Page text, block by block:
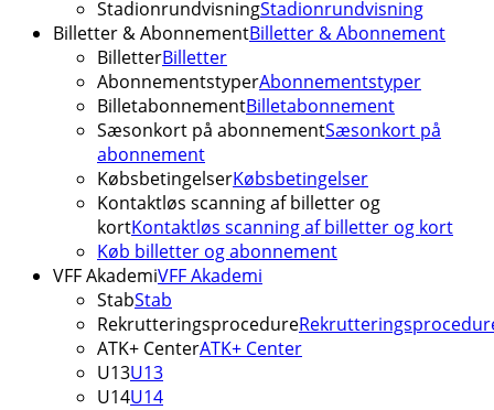
StadionrundvisningStadionrundvisning
Billetter & AbonnementBilletter & Abonnement
BilletterBilletter
AbonnementstyperAbonnementstyper
BilletabonnementBilletabonnement
Sæsonkort på abonnementSæsonkort på
abonnement
KøbsbetingelserKøbsbetingelser
Kontaktløs scanning af billetter og
kortKontaktløs scanning af billetter og kort
Køb billetter og abonnement
VFF AkademiVFF Akademi
StabStab
Rekrutteringsprocedure
ATK+ CenterATK+ Center
U13U13
U14U14